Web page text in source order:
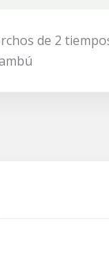
de 2